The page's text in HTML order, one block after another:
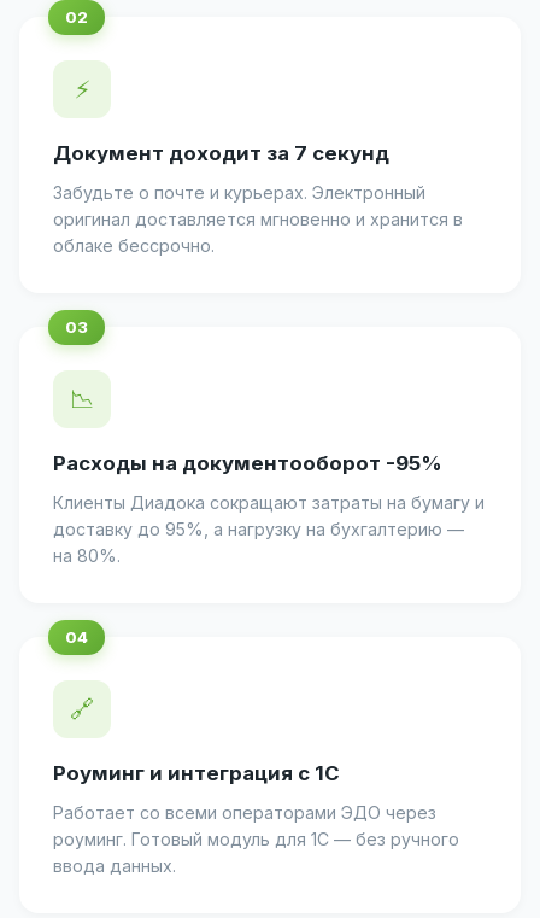
⚡
Документ доходит за 7 секунд
Забудьте о почте и курьерах. Электронный
оригинал доставляется мгновенно и хранится в
облаке бессрочно.
📉
Расходы на документооборот -95%
Клиенты Диадока сокращают затраты на бумагу и
доставку до 95%, а нагрузку на бухгалтерию —
на 80%.
🔗
Роуминг и интеграция с 1С
Работает со всеми операторами ЭДО через
роуминг. Готовый модуль для 1С — без ручного
ввода данных.